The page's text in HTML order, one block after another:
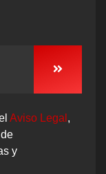
Aviso Legal ,
y